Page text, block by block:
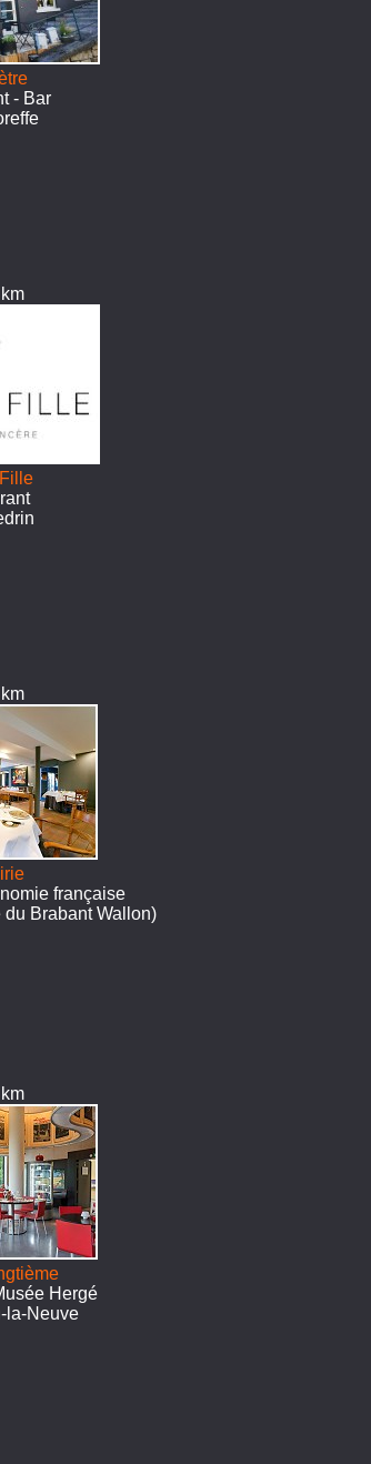
- Bar
française
Brabant Wallon)
Hergé
la-Neuve